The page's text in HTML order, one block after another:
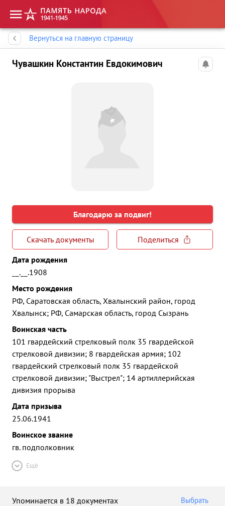
Вернуться на главную страницу
Чувашкин Константин Евдокимович
Благодарю за подвиг!
Скачать документы
Поделиться
Дата рождения
__.__.1908
Место рождения
РФ, Саратовская область, Хвалынский район, город
Хвалынск; РФ, Самарская область, город Сызрань
Воинская часть
101 гвардейский стрелковый полк 35 гвардейской
стрелковой дивизии; 8 гвардейская армия; 102
гвардейский стрелковый полк 35 гвардейской
стрелковой дивизии; "Выстрел"; 14 артиллерийская
дивизия прорыва
Дата призыва
25.06.1941
Воинское звание
гв. подполковник
Ещё
Упоминается в 18 документах Выбрать
Память народа